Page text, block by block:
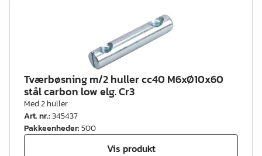
Tværbøsning m/2 huller cc40 M6xØ10x60
stål carbon low elg. Cr3
Med 2 huller
Art. nr.:345437
Pakkeenheder:500
Vis produkt